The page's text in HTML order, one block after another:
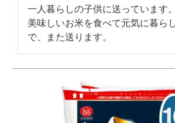
一人暮らしの子供に送っています。
美味しいお米を食べて元気に暮ら
で、また送ります。